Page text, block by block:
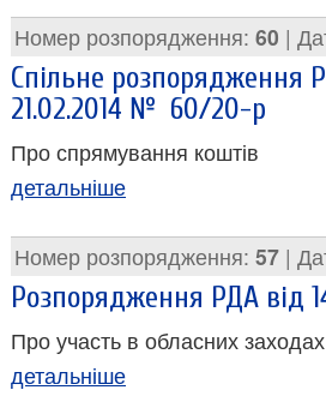
Номер розпорядження: 60 |
Спільне розпорядження
21.02.2014 № 60/20-р
Про спрямування коштів
детальніше
Номер розпорядження: 57 |
Розпорядження РДА від
Про участь в обласних заходах
детальніше